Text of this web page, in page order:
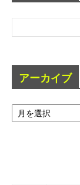
アーカイブ
ア
ー